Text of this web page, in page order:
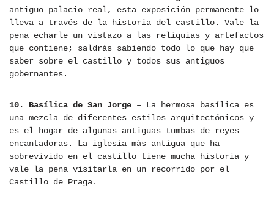
antiguo palacio real, esta exposición permanente lo
lleva a través de la historia del castillo. Vale la
pena echarle un vistazo a las reliquias y artefactos
que contiene; saldrás sabiendo todo lo que hay que
saber sobre el castillo y todos sus antiguos
gobernantes.
10. Basílica de San Jorge – La hermosa basílica es
una mezcla de diferentes estilos arquitectónicos y
es el hogar de algunas antiguas tumbas de reyes
encantadoras. La iglesia más antigua que ha
sobrevivido en el castillo tiene mucha historia y
vale la pena visitarla en un recorrido por el
Castillo de Praga.